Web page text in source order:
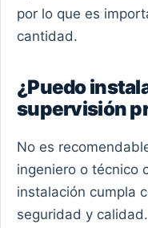
por lo que es
cantidad.
¿Puedo
supervisión
No es
ingeniero o técnico
instalación cumpla
seguridad y calidad.